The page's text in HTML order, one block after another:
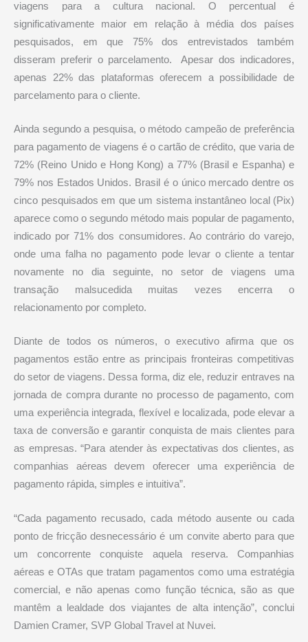
viagens para a cultura nacional. O percentual é
significativamente maior em relação à média dos países
pesquisados, em que 75% dos entrevistados também
disseram preferir o parcelamento. Apesar dos indicadores,
apenas 22% das plataformas oferecem a possibilidade de
parcelamento para o cliente.
Ainda segundo a pesquisa, o método campeão de preferência
para pagamento de viagens é o cartão de crédito, que varia de
72% (Reino Unido e Hong Kong) a 77% (Brasil e Espanha) e
79% nos Estados Unidos. Brasil é o único mercado dentre os
cinco pesquisados em que um sistema instantâneo local (Pix)
aparece como o segundo método mais popular de pagamento,
indicado por 71% dos consumidores. Ao contrário do varejo,
onde uma falha no pagamento pode levar o cliente a tentar
novamente no dia seguinte, no setor de viagens uma
transação malsucedida muitas vezes encerra o
relacionamento por completo.
Diante de todos os números, o executivo afirma que os
pagamentos estão entre as principais fronteiras competitivas
do setor de viagens. Dessa forma, diz ele, reduzir entraves na
jornada de compra durante no processo de pagamento, com
uma experiência integrada, flexível e localizada, pode elevar a
taxa de conversão e garantir conquista de mais clientes para
as empresas. “Para atender às expectativas dos clientes, as
companhias aéreas devem oferecer uma experiência de
pagamento rápida, simples e intuitiva”.
“Cada pagamento recusado, cada método ausente ou cada
ponto de fricção desnecessário é um convite aberto para que
um concorrente conquiste aquela reserva. Companhias
aéreas e OTAs que tratam pagamentos como uma estratégia
comercial, e não apenas como função técnica, são as que
mantêm a lealdade dos viajantes de alta intenção”, conclui
Damien Cramer, SVP Global Travel at Nuvei.